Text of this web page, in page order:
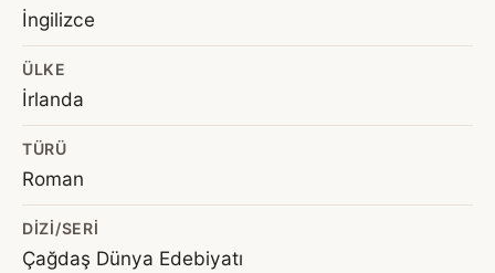
İngilizce
ÜLKE
İrlanda
TÜRÜ
Roman
DIZI/SERI
Çağdaş Dünya Edebiyatı